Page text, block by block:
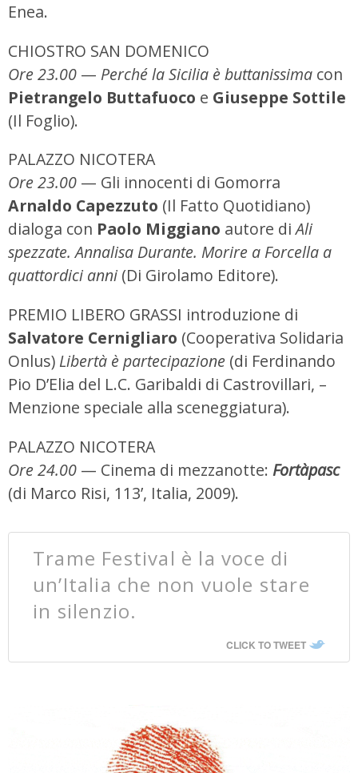
Enea.
CHIOSTRO SAN DOMENICO
Ore 23.00 — Perché la Sicilia è buttanissima con
Pietrangelo Buttafuoco e Giuseppe Sottile
(Il Foglio).
PALAZZO NICOTERA
Ore 23.00 — Gli innocenti di Gomorra
Arnaldo Capezzuto (Il Fatto Quotidiano)
dialoga con Paolo Miggiano autore diAli
spezzate. Annalisa Durante. Morire a Forcella a
quattordici anni (Di Girolamo Editore).
PREMIO LIBERO GRASSI introduzione di
Salvatore Cernigliaro (Cooperativa Solidaria
Onlus) Libertà è partecipazione (di Ferdinando
Pio D’Elia del L.C. Garibaldi di Castrovillari, –
Menzione speciale alla sceneggiatura).
PALAZZO NICOTERA
Ore 24.00 — Cinema di mezzanotte: Fortàpasc
(di Marco Risi, 113’, Italia, 2009).
Trame Festival è la voce di
un’Italia che non vuole stare
in silenzio.
CLICK TO TWEET